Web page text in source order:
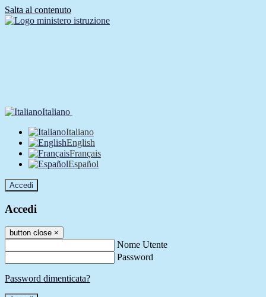
Salta al contenuto
Italiano
Italiano
English
Français
Español
Accedi
Accedi
button close ×
Nome Utente
Password
Password dimenticata?